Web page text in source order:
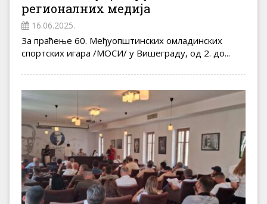
регионалних медија
16.06.2025.
За праћење 60. Међуопштинских омладинских
спортских игара /МОСИ/ у Вишеграду, од 2. до...